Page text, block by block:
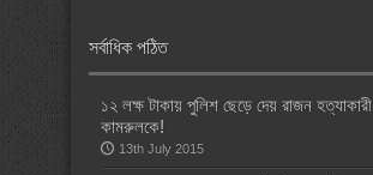
সর্বাধিক পঠিত
১২ লক্ষ টাকায় পুলিশ ছেড়ে দেয় রাজন হত্যাকারী
কামরুলকে!
13th July 2015